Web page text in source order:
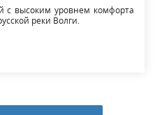
с высоким уровнем комфорта
реки Волги.